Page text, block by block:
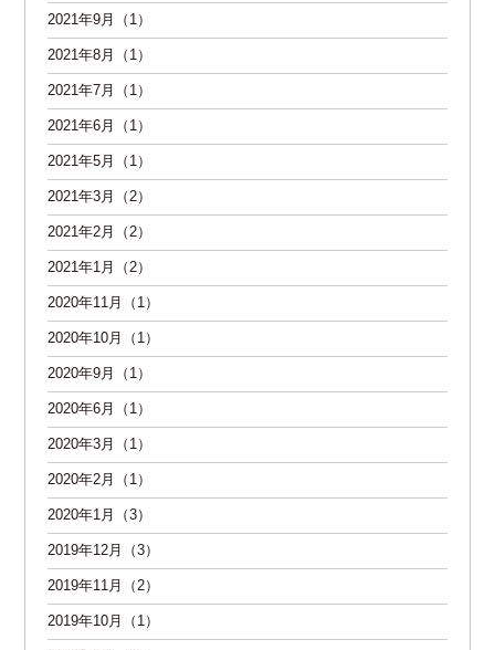
2021年9月（1）
2021年8月（1）
2021年7月（1）
2021年6月（1）
2021年5月（1）
2021年3月（2）
2021年2月（2）
2021年1月（2）
2020年11月（1）
2020年10月（1）
2020年9月（1）
2020年6月（1）
2020年3月（1）
2020年2月（1）
2020年1月（3）
2019年12月（3）
2019年11月（2）
2019年10月（1）